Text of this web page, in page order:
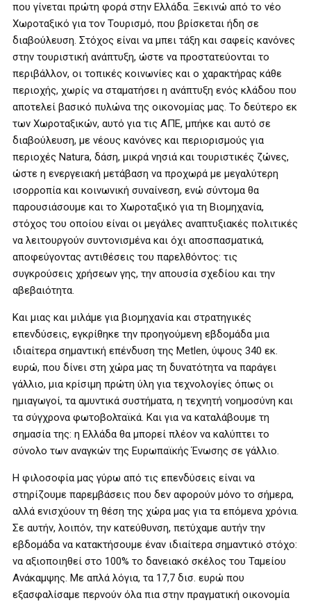
που γίνεται πρώτη φορά στην Ελλάδα. Ξεκινώ από το νέο
Χωροταξικό για τον Τουρισμό, που βρίσκεται ήδη σε
διαβούλευση. Στόχος είναι να μπει τάξη και σαφείς κανόνες
στην τουριστική ανάπτυξη, ώστε να προστατεύονται το
περιβάλλον, οι τοπικές κοινωνίες και ο χαρακτήρας κάθε
περιοχής, χωρίς να σταματήσει η ανάπτυξη ενός κλάδου που
αποτελεί βασικό πυλώνα της οικονομίας μας. Το δεύτερο εκ
των Χωροταξικών, αυτό για τις ΑΠΕ, μπήκε και αυτό σε
διαβούλευση, με νέους κανόνες και περιορισμούς για
περιοχές Natura, δάση, μικρά νησιά και τουριστικές ζώνες,
ώστε η ενεργειακή μετάβαση να προχωρά με μεγαλύτερη
ισορροπία και κοινωνική συναίνεση, ενώ σύντομα θα
παρουσιάσουμε και το Χωροταξικό για τη Βιομηχανία,
στόχος του οποίου είναι οι μεγάλες αναπτυξιακές πολιτικές
να λειτουργούν συντονισμένα και όχι αποσπασματικά,
αποφεύγοντας αντιθέσεις του παρελθόντος: τις
συγκρούσεις χρήσεων γης, την απουσία σχεδίου και την
αβεβαιότητα.
Και μιας και μιλάμε για βιομηχανία και στρατηγικές
επενδύσεις, εγκρίθηκε την προηγούμενη εβδομάδα μια
ιδιαίτερα σημαντική επένδυση της Metlen, ύψους 340 εκ.
ευρώ, που δίνει στη χώρα μας τη δυνατότητα να παράγει
γάλλιο, μια κρίσιμη πρώτη ύλη για τεχνολογίες όπως οι
ημιαγωγοί, τα αμυντικά συστήματα, η τεχνητή νοημοσύνη και
τα σύγχρονα φωτοβολταϊκά. Και για να καταλάβουμε τη
σημασία της: η Ελλάδα θα μπορεί πλέον να καλύπτει το
σύνολο των αναγκών της Ευρωπαϊκής Ένωσης σε γάλλιο.
Η φιλοσοφία μας γύρω από τις επενδύσεις είναι να
στηρίζουμε παρεμβάσεις που δεν αφορούν μόνο το σήμερα,
αλλά ενισχύουν τη θέση της χώρα μας για τα επόμενα χρόνια.
Σε αυτήν, λοιπόν, την κατεύθυνση, πετύχαμε αυτήν την
εβδομάδα να κατακτήσουμε έναν ιδιαίτερα σημαντικό στόχο:
να αξιοποιηθεί στο 100% το δανειακό σκέλος του Ταμείου
Ανάκαμψης. Με απλά λόγια, τα 17,7 δισ. ευρώ που
εξασφαλίσαμε περνούν όλα πια στην πραγματική οικονομία